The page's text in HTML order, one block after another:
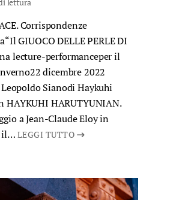
Corrispondenze
GIUOCO DELLE PERLE DI
lecture-performanceper il
dicembre 2022
Sianodi Haykuhi
HAYKUHI HARUTYUNIAN.
a Jean-Claude Eloy in
il… LEGGI TUTTO